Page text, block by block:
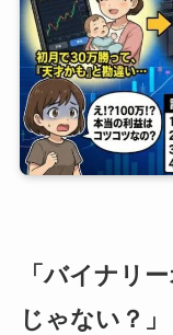
「バイナリ
じゃない？」